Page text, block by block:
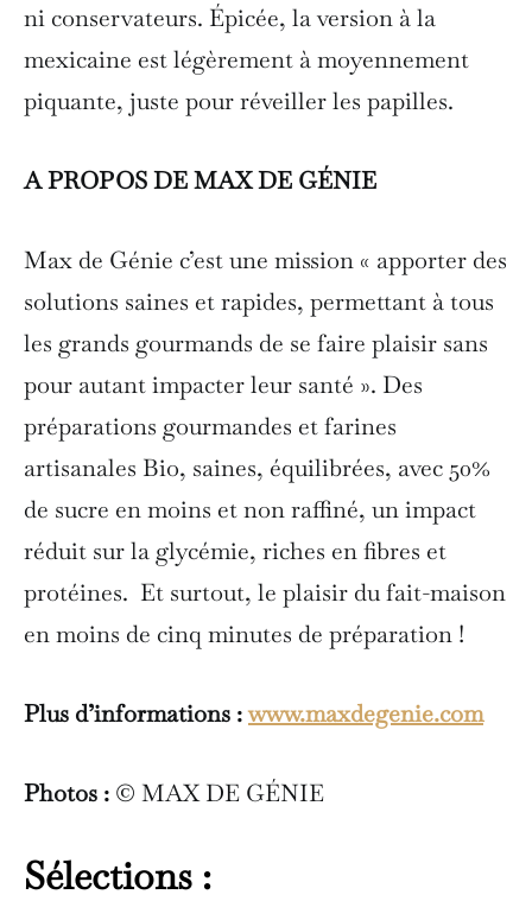
ni conservateurs. Épicée, la version à la
mexicaine est légèrement à moyennement
piquante, juste pour réveiller les papilles.
A PROPOS DE MAX DE GÉNIE
Max de Génie c’est une mission « apporter des
solutions saines et rapides, permettant à tous
les grands gourmands de se faire plaisir sans
pour autant impacter leur santé ». Des
préparations gourmandes et farines
artisanales Bio, saines, équilibrées, avec 50%
de sucre en moins et non raffiné, un impact
réduit sur la glycémie, riches en fibres et
protéines. Et surtout, le plaisir du fait-maison
en moins de cinq minutes de préparation !
Plus d’informations :www.maxdegenie.com
Photos : © MAX DE GÉNIE
Sélections :